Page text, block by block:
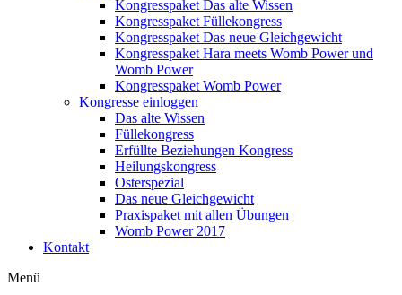
Kongresspaket Das alte Wissen
Kongresspaket Füllekongress
Kongresspaket Das neue Gleichgewicht
Kongresspaket Hara meets Womb Power und
Womb Power
Kongresspaket Womb Power
Kongresse einloggen
Das alte Wissen
Füllekongress
Erfüllte Beziehungen Kongress
Heilungskongress
Osterspezial
Das neue Gleichgewicht
Praxispaket mit allen Übungen
Womb Power 2017
Kontakt
Menü